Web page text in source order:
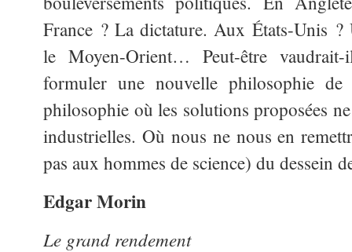
France ? La dictature. Aux États-Unis ?
le Moyen-Orient… Peut-être
formuler une nouvelle philosophie de
philosophie où les solutions proposées
industrielles. Où nous ne nous en
pas aux hommes de science) du dessein
Edgar Morin
Le grand rendement